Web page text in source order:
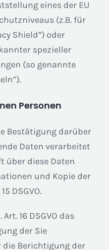
eines der EU
(z.B. für
Shield”) oder
spezieller
(so genannte
Personen
Bestätigung darüber
Daten verarbeitet
über diese Daten
und Kopie der
DSGVO.
16 DSGVO das
der Sie
die Berichtigung der